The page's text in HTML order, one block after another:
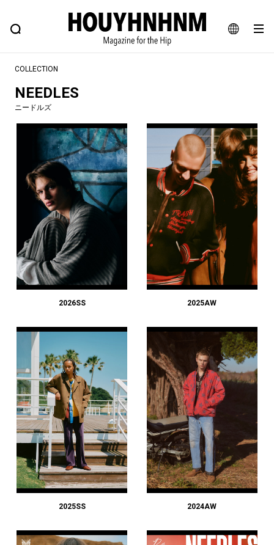
JA
FEATURE BLOG SNAP
ヒップなファッション、カルチャー、ライフスタイルWEBマガジン
#SHOPPING ADDICT #憧れの逸品
#ESSENTIAL DESIGNS #古着サミット
#NEW VINTAGE #マイナーグッド図鑑
#路地裏てぃーん。 #MONTHLY JOURNAL
#GH 銘品の所以 #フイナムのYouTube
#Commune H #FOCUS IT #AH.H
#ととけん #MOVIE
#LIFESTYLE #SNEAKER #OUTDOOR
COLLECTION
NEEDLES
ニードルズ
2026SS 2025AW
2025SS 2024AW